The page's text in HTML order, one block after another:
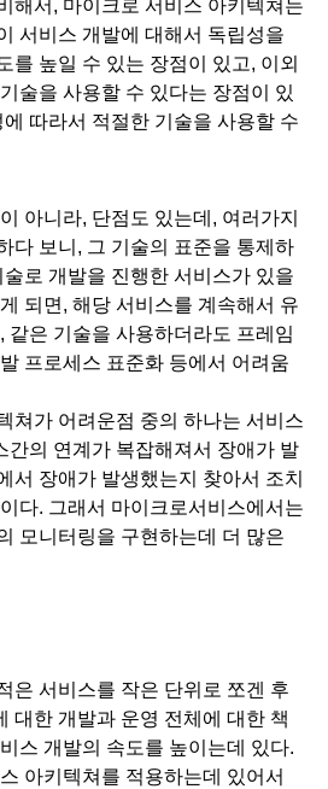
해서, 마이크로 서비스 아키텍쳐는
서비스 개발에 대해서 독립성을
를 높일 수 있는 장점이 있고, 이외
술을 사용할 수 있다는 장점이 있
따라서 적절한 기술을 사용할 수
아니라, 단점도 있는데, 여러가지
다 보니, 그 기술의 표준을 통제하
로 개발을 진행한 서비스가 있을
되면, 해당 서비스를 계속해서 유
같은 기술을 사용하더라도 프레임
프로세스 표준화 등에서 어려움
쳐가 어려운점 중의 하나는 서비스
간의 연계가 복잡해져서 장애가 발
서 장애가 발생했는지 찾아서 조치
다. 그래서 마이크로서비스에서는
모니터링을 구현하는데 더 많은
은 서비스를 작은 단위로 쪼겐 후
대한 개발과 운영 전체에 대한 책
스 개발의 속도를 높이는데 있다.
아키텍쳐를 적용하는데 있어서